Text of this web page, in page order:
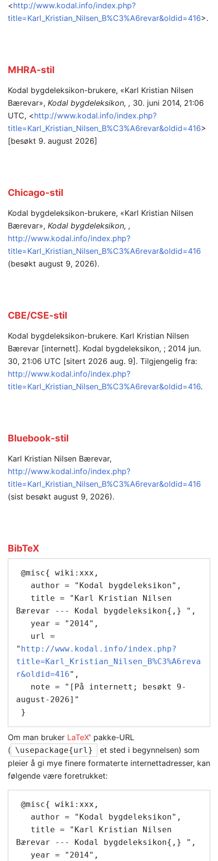
<http://www.kodal.info/index.php?
title=Karl_Kristian_Nilsen_B%C3%A6revar&oldid=416>.
MHRA-stil
Kodal bygdeleksikon-brukere, «Karl Kristian Nilsen
Bærevar», Kodal bygdeleksikon, , 30. juni 2014, 21:06
UTC, <http://www.kodal.info/index.php?
title=Karl_Kristian_Nilsen_B%C3%A6revar&oldid=416>
[besøkt 9. august 2026]
Chicago-stil
Kodal bygdeleksikon-brukere, «Karl Kristian Nilsen
Bærevar», Kodal bygdeleksikon, ,
http://www.kodal.info/index.php?
title=Karl_Kristian_Nilsen_B%C3%A6revar&oldid=416
(besøkt august 9, 2026).
CBE/CSE-stil
Kodal bygdeleksikon-brukere. Karl Kristian Nilsen
Bærevar [internett]. Kodal bygdeleksikon, ; 2014 jun.
30, 21:06 UTC [sitert 2026 aug. 9]. Tilgjengelig fra:
http://www.kodal.info/index.php?
title=Karl_Kristian_Nilsen_B%C3%A6revar&oldid=416.
Bluebook-stil
Karl Kristian Nilsen Bærevar,
http://www.kodal.info/index.php?
title=Karl_Kristian_Nilsen_B%C3%A6revar&oldid=416
(sist besøkt august 9, 2026).
BibTeX
Bærevar --- Kodal bygdeleksikon{,} ",
" http://www.kodal.info/index.php?
title=Karl_Kristian_Nilsen_B%C3%A6reva
r&oldid=416",
august-2026]"
Om man bruker LaTeX' pakke-URL
( \usepackage{url}
et sted i begynnelsen) som
pleier å gi mye finere formaterte internettadresser, kan
følgende være foretrukket:
Bærevar --- Kodal bygdeleksikon{,} ",